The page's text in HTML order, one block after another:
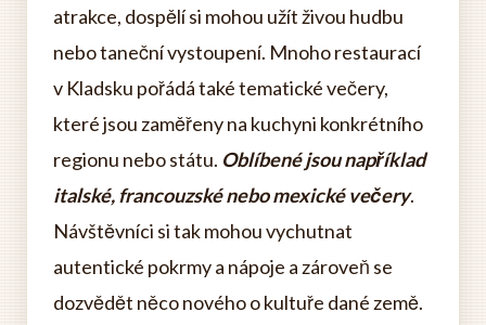
atrakce, dospělí si mohou užít živou hudbu
nebo taneční vystoupení. Mnoho restaurací
v Kladsku pořádá také tematické večery,
které jsou zaměřeny na kuchyni konkrétního
regionu nebo státu. Oblíbené jsou například
italské, francouzské nebo mexické večery.
Návštěvníci si tak mohou vychutnat
autentické pokrmy a nápoje a zároveň se
dozvědět něco nového o kultuře dané země.